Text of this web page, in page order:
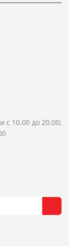
с 10.00 до 20.00;